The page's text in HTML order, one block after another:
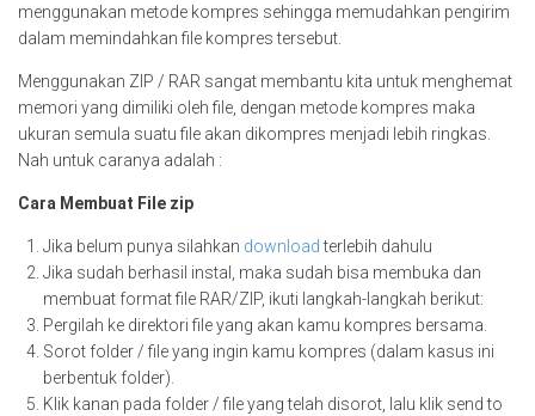
menggunakan metode kompres sehingga memudahkan pengirim
dalam memindahkan file kompres tersebut.
Menggunakan ZIP / RAR sangat membantu kita untuk menghemat
memori yang dimiliki oleh file, dengan metode kompres maka
ukuran semula suatu file akan dikompres menjadi lebih ringkas.
Nah untuk caranya adalah :
Cara Membuat File zip
Jika belum punya silahkan downloadterlebih dahulu
Jika sudah berhasil instal, maka sudah bisa membuka dan
membuat format file RAR/ZIP, ikuti langkah-langkah berikut:
Pergilah ke direktori file yang akan kamu kompres bersama.
Sorot folder / file yang ingin kamu kompres (dalam kasus ini
berbentuk folder).
Klik kanan pada folder / file yang telah disorot, lalu klik send to